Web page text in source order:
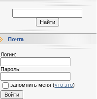
Почта
Логин:
Пароль:
запомнить меня (что это)